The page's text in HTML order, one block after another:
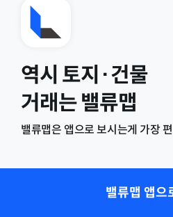
역시 토지·건물
거래는 밸류맵
밸류맵은 앱으로 보시는게 가장
밸류맵 앱으